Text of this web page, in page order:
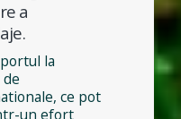
a
la
ce pot
un efort